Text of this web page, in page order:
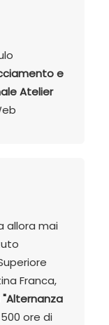
e
Atelier
allora mai
Franca,
"Alternanza
ore di